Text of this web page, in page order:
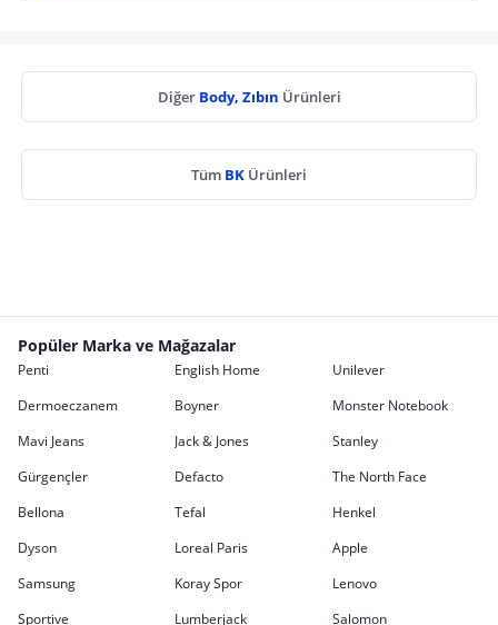
Diğer Body, Zıbın Ürünleri
Tüm BK Ürünleri
Popüler Marka ve Mağazalar
Penti English Home
Unilever
Dermoeczanem
Boyner
Monster Notebook
Mavi Jeans
Jack & Jones
Stanley
Gürgençler
Defacto
The North Face
Bellona
Tefal
Henkel
Dyson
Loreal Paris
Apple
Samsung
Koray Spor
Lenovo
Sportive
Lumberjack Salomon